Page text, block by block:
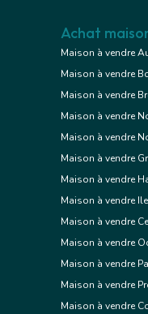
Achat
Maison à vendre
Maison à vendre
Maison à vendre
Maison à vendre
Maison à vendre
Maison à vendre
Maison à vendre
Maison à vendre
Maison à vendre
Maison à vendre
Maison à vendre
Maison à vendre
Maison à vendre